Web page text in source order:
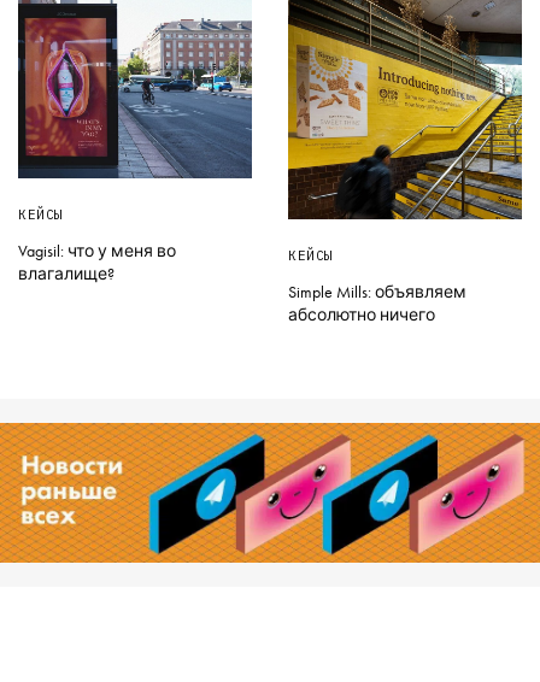
КЕЙСЫ
Vagisil: что у меня во
влагалище?
КЕЙСЫ
Simple Mills: объявляем
абсолютно ничего